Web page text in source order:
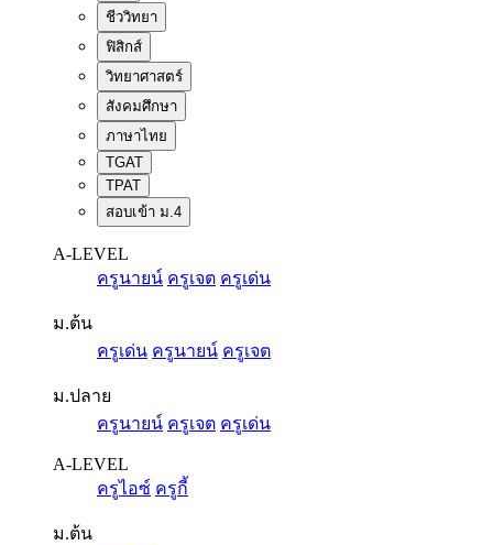
ชีววิทยา
ฟิสิกส์
วิทยาศาสตร์
สังคมศึกษา
ภาษาไทย
TGAT
TPAT
สอบเข้า ม.4
A-LEVEL
ครูนายน์ ครูเจต ครูเด่น
ม.ต้น
ครูเด่น ครูนายน์ ครูเจต
ม.ปลาย
ครูนายน์ ครูเจต ครูเด่น
A-LEVEL
ครูไอซ์ ครูกี้
ม.ต้น